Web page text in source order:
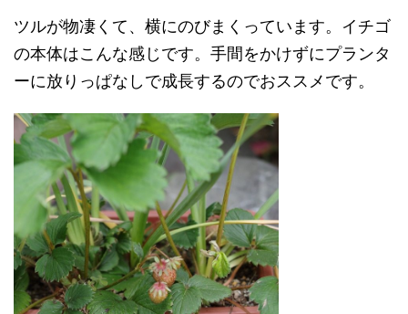
ツルが物凄くて、横にのびまくっています。イチゴ
の本体はこんな感じです。手間をかけずにプランタ
ーに放りっぱなしで成長するのでおススメです。